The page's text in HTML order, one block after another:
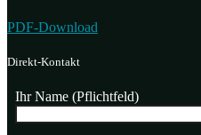
PDF-Download
Direkt-Kontakt
Ihr Name (Pflichtfeld)